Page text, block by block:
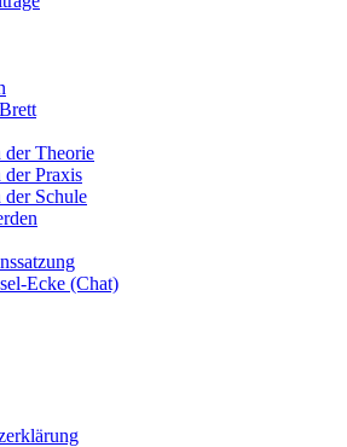
Theorie
Praxis
Schule
Ecke (Chat)